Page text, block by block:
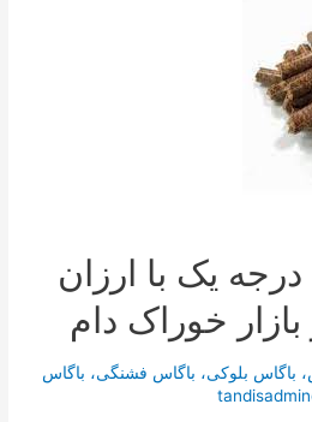
یک با ارزان
خوراک دام
، باگاس بلوکی، باگاس فشنگی، باگاس